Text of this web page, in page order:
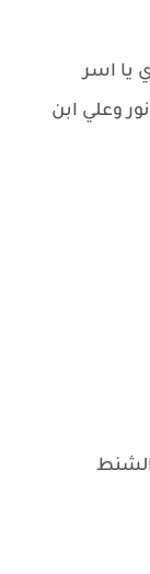
يا اسر
وعلي ابن